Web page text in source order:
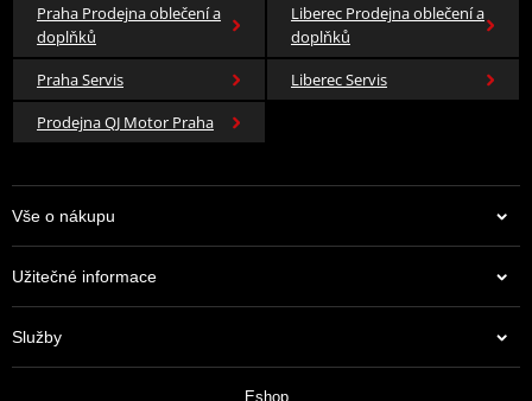
Praha Prodejna oblečení a
doplňků
Liberec Prodejna oblečení a
doplňků
Praha Servis
Liberec Servis
Prodejna QJ Motor Praha
Vše o nákupu
Užitečné informace
Služby
Eshop